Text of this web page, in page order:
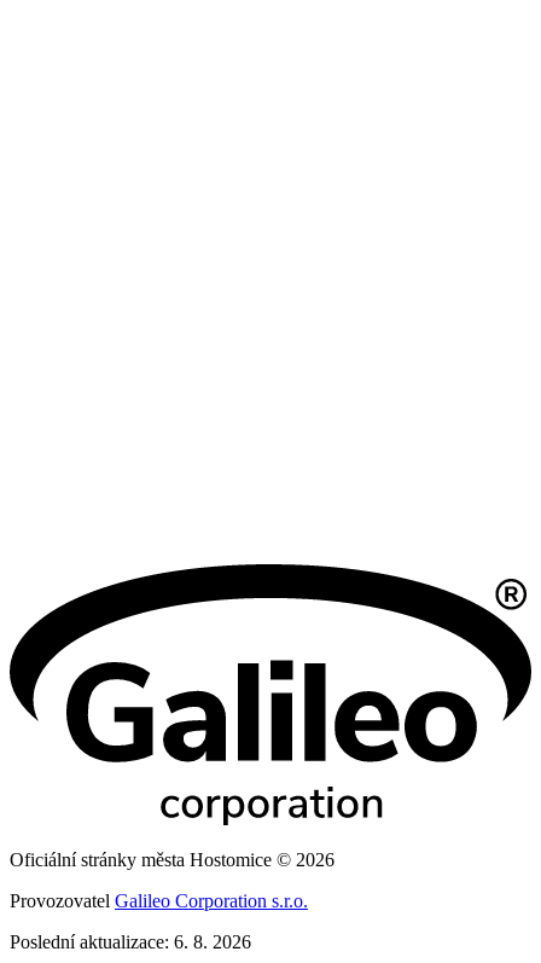
Oficiální stránky města Hostomice © 2026
Provozovatel Galileo Corporation s.r.o.
Poslední aktualizace: 6. 8. 2026